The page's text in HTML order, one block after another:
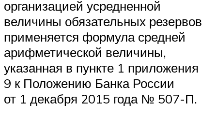
организацией усредненной
величины обязательных резервов
применяется формула средней
арифметической величины,
указанная в пункте 1 приложения
9 к Положению Банка России
от 1 декабря 2015 года № 507-П.